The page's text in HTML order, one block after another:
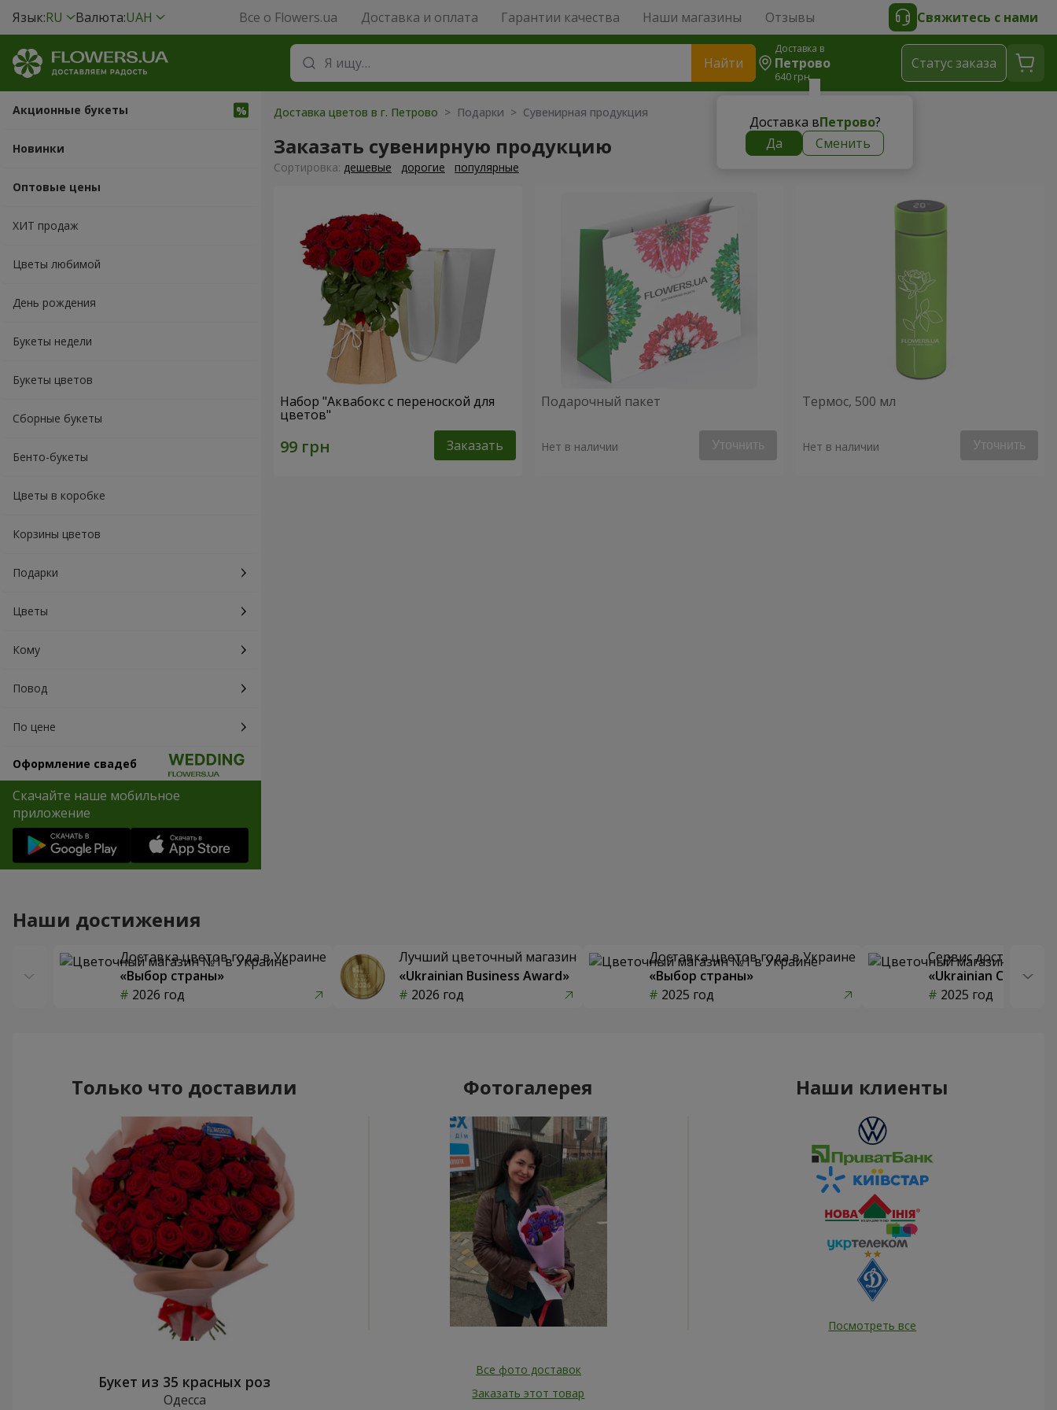
Язык:RU Валюта:UAH Все о Flowers.ua Доставка и оплата Гарантии качества Наши магазины Отзывы Свяжитесь с нами
Найти
Доставка в
Петрово
640 грн
Доставка вПетрово?
Да
Сменить
Cтатус заказа
Акционные букеты
Новинки
Оптовые цены
ХИТ продаж
Цветы любимой
День рождения
Букеты недели
Букеты цветов
Сборные букеты
Бенто-букеты
Цветы в коробке
Корзины цветов
Подарки
Цветы
Кому
Повод
По цене
Оформление свадеб
Скачайте наше мобильное
приложение
Доставка цветов в г. Петрово > Подарки > Сувенирная продукция
Заказать сувенирную продукцию
Cортировка: дешевые дорогие популярные
Набор "Аквабокс с переноской для
цветов"
Заказать
Подарочный пакет
Нет в наличии Уточнить
Термос, 500 мл
Нет в наличии Уточнить
Наши достижения
Доставка цветов года в Украине
«Выбор страны»
2026 год
Лучший цветочный магазин
«Ukrainian Business Award»
2026 год
Доставка цветов года в Украине
«Выбор страны»
2025 год
Сервис доставки
«Ukrainian Choice»
2025 год
Только что доставили
Букет из 35 красных роз
Одесса
Фотогалерея
Все фото доставок
Заказать этот товар
Наши клиенты
Посмотреть все